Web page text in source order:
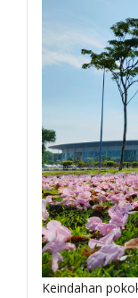
Keindahan